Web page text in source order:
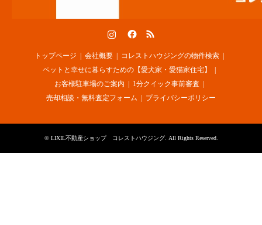
トップページ 会社概要
コレストハウジングの物件検索
ペットと幸せに暮らすための【愛犬家・愛猫家住宅】
お客様駐車場のご案内
1分クイック事前審査
売却相談・無料査定フォーム
プライバシーポリシー
© LIXIL不動産ショップ コレストハウジング. All Rights Reserved.